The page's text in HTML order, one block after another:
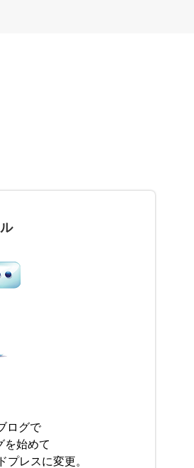
ログで
を始めて
プレスに変更。